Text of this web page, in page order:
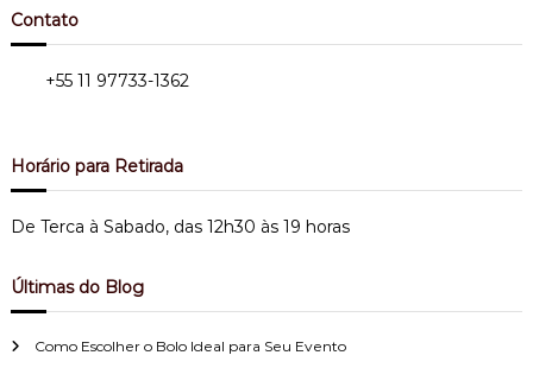
a
g
a
ç
ã
Contato
+55 11 97733-1362
Horário para Retirada
De Terca à Sabado, das 12h30 às 19 horas
Últimas do Blog
Como Escolher o Bolo Ideal para Seu Evento